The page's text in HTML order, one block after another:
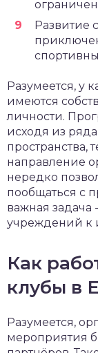
Развитие
Разумеется, у
имеются
личности.
исходя из
пространства,
направление
нередко
пообщаться с
важная
учреждений к
Как
клубы в
Разумеется,
мероприятия